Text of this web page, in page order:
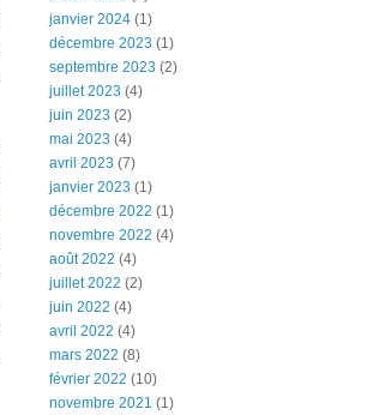
janvier 2024 (1)
décembre 2023 (1)
septembre 2023 (2)
juillet 2023 (4)
juin 2023 (2)
mai 2023 (4)
avril 2023 (7)
janvier 2023 (1)
décembre 2022 (1)
novembre 2022 (4)
août 2022 (4)
juillet 2022 (2)
juin 2022 (4)
avril 2022 (4)
mars 2022 (8)
février 2022 (10)
novembre 2021 (1)